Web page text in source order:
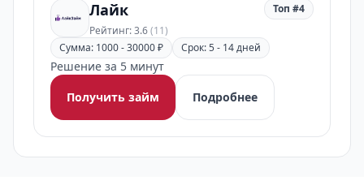
Лайк
Рейтинг: 3.6(11)
Топ #4
Сумма: 1000 - 30000 ₽ Срок: 5 - 14 дней
Решение за 5 минут
Получить займ
Подробнее